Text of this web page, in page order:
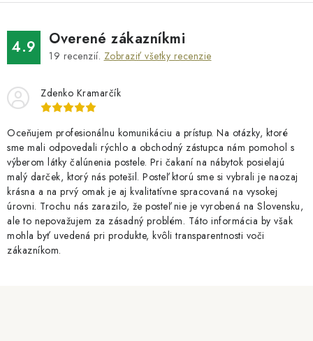
4.9 Overené zákazníkmi
19 recenzií. Zobraziť všetky recenzie
Zdenko Kramarčík
Oceňujem profesionálnu komunikáciu a prístup. Na otázky, ktoré
sme mali odpovedali rýchlo a obchodný zástupca nám pomohol s
výberom látky čalúnenia postele. Pri čakaní na nábytok posielajú
malý darček, ktorý nás potešil. Posteľ ktorú sme si vybrali je naozaj
krásna a na prvý omak je aj kvalitatívne spracovaná na vysokej
úrovni. Trochu nás zarazilo, že posteľ nie je vyrobená na Slovensku,
ale to nepovažujem za zásadný problém. Táto informácia by však
mohla byť uvedená pri produkte, kvôli transparentnosti voči
zákazníkom.